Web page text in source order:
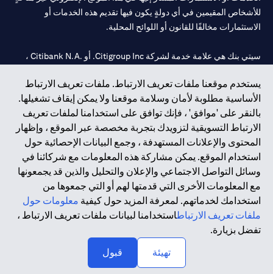
يستخدم موقعنا ملفات تعريف الارتباط. ملفات تعريف الارتباط
الأساسية مطلوبة لأمان وسلامة موقعنا ولا يمكن إيقاف تشغيلها.
بالنقر على 'موافق' ، فإنك توافق على استخدامنا لملفات تعريف
الارتباط التسويقية لتزويدك بتجربة مخصصة عبر الموقع ، وإظهار
المحتوى والإعلانات المستهدفة ، وجمع البيانات الإحصائية حول
استخدام الموقع. يمكن مشاركة هذه المعلومات مع شركائنا في
وسائل التواصل الاجتماعي والإعلان والتحليل والذين قد يجمعونها
مع المعلومات الأخرى التي قدمتها لهم أو التي جمعوها من
استخدامك لخدماتهم. لمعرفة المزيد حول كيفية معلومات حول
ملفات تعريف الارتباطاستخدامنا لبيانات ملفات تعريف الارتباط ،
تفضل بزيارة.
تهيئة
قبول
للأشخاص المقيمين في أي دولةٍ يكون فيها تقديم هذه الخدمات أو
الاستثمارات مخالفًا للقانون أو اللوائح المحلية.
سيتي بنك هي علامة خدمة لشركة Citigroup Inc. أو .Citibank N.A ،
سيتي بنك إن. إيه. الإمارات مسجل لدى مصرف الإمارات المركزي تحت
أرقام التراخيص 202563 لفرع الوصل في دبي، 531989 لفرع مول
الإمارات في دبي، وCN-1002019لفرع أبوظبي. هاتف: 4000 311 04.
فرع سيتي بنك إن إيه - الإمارات العربية المتحدة مرخص من مصرف
الإمارات العربية المتحدة المركزي كفرع لبنك أجنبي.
سيتي بنك إن إيه الإمارات العربية المتحدة مرخص من هيئة الأوراق المالية
والسلع في الإمارات العربية المتحدة ("SCA") للقيام بالنشاط المالي لـ أ)
الاستشارات المالية والتعريف والترويج بموجب ترخيص رقم
20200000097 ب) وسيط تداول في الأسواق الدولية بموجب ترخيص
حقوق الطبع والنشر محفوظة ©2026 سيتي جروب انك.